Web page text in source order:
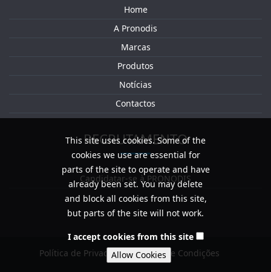
Home
A Pronodis
Marcas
Produtos
Notícias
Contactos
RECRUTAMENTO
Candidatar-se à PRONODIS
Política de Privacidade / Termos e Condições
This site uses cookies. Some of the
cookies we use are essential for
parts of the site to operate and have
already been set. You may delete
and block all cookies from this site,
but parts of the site will not work.
I accept cookies from this site